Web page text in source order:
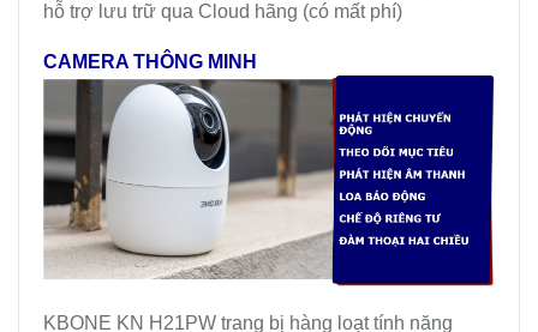
hỗ trợ lưu trữ qua Cloud hãng (có mất phí)
CAMERA THÔNG MINH
KBONE KN H21PW trang bị hàng loạt tính năng